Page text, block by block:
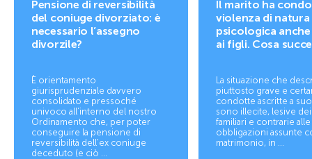
Pensione di reversibilità
del coniuge divorziato: è
necessario l’assegno
divorzile?
È orientamento
giurisprudenziale davvero
consolidato e pressoché
univoco all’interno del nostro
Ordinamento che, per poter
conseguire la pensione di
reversibilità dell'ex coniuge
deceduto (e ciò ...
Il marito ha
violenza di natura
psicologica
ai figli. Cosa
La situazione che
piuttosto grave e
condotte ascritte a
sono illecite, lesive
familiari e contrarie alle
obbligazioni assunte
matrimonio, in ...